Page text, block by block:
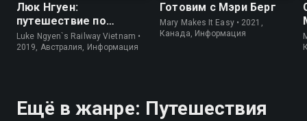
Люк Нгуен:
путешествие по
Вьетнаму
Luke Ngyen`s Railway Vietnam •
2019, Австралия, Информация
Готовим с Мэри Берг
Mary Makes It Easy • 2021,
Канада, Информация
Ещё в жанре: Путешествия